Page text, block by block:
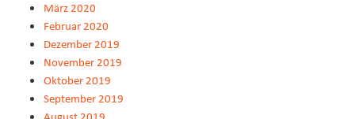
März 2020
Februar 2020
Dezember 2019
November 2019
Oktober 2019
September 2019